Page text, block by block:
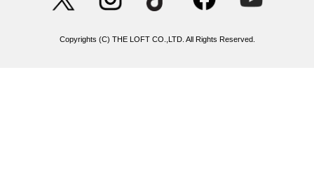
Copyrights (C) THE LOFT CO.,LTD. All Rights Reserved.